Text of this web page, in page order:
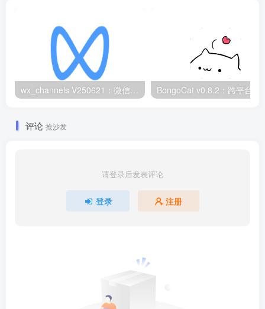
评论 抢沙发
请登录后发表评论
登录 注册